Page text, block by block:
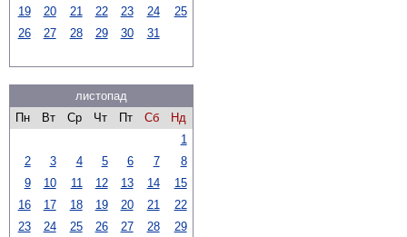
19
20 21 22 23 24
25
26
27 28 29 30 31
листопад
Пн
Вт Ср Чт Пт Сб
Нд
1
2
3 4 5 6 7
8
9
10 11 12 13 14
15
16
17 18 19 20 21
22
23
24 25 26 27 28 29